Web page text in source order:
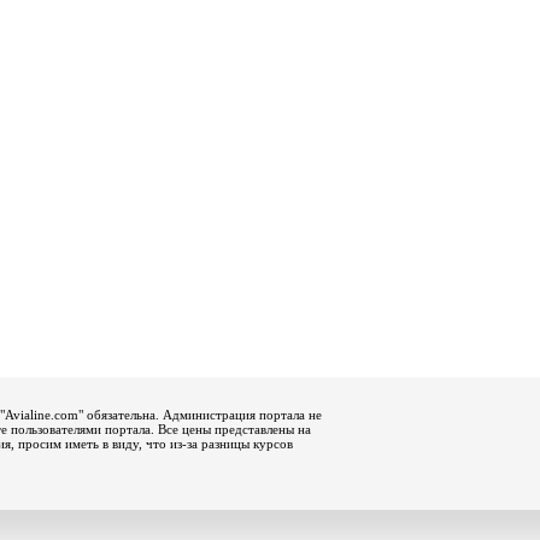
обязательна. Администрация портала не
пользователями портала. Все цены представлены на
просим иметь в виду, что из-за разницы курсов